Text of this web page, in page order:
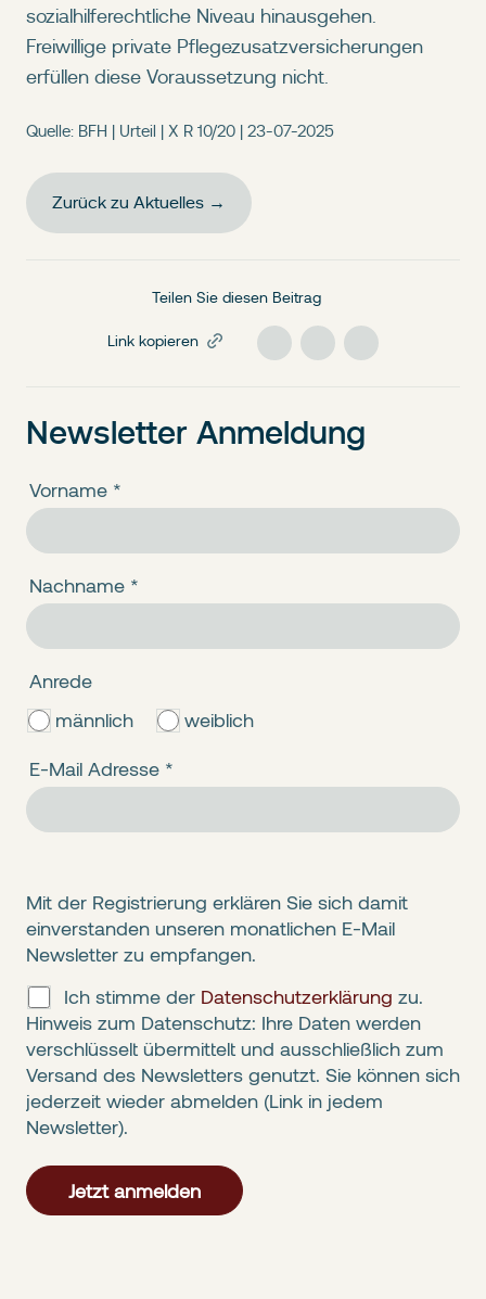
sozialhilferechtliche Niveau hinausgehen.
Freiwillige private Pflegezusatzversicherungen
erfüllen diese Voraussetzung nicht.
Quelle: BFH | Urteil | X R 10/20 | 23-07-2025
Zurück zu Aktuelles →
Teilen Sie diesen Beitrag
Link kopieren
Newsletter Anmeldung